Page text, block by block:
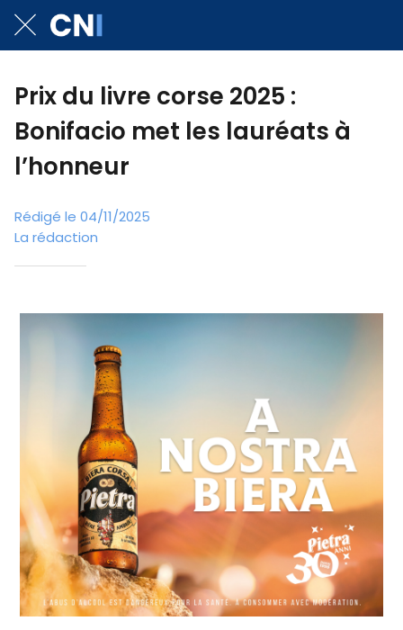
Prix du livre corse 2025 :
Bonifacio met les lauréats à
l’honneur
Rédigé le 04/11/2025
La rédaction